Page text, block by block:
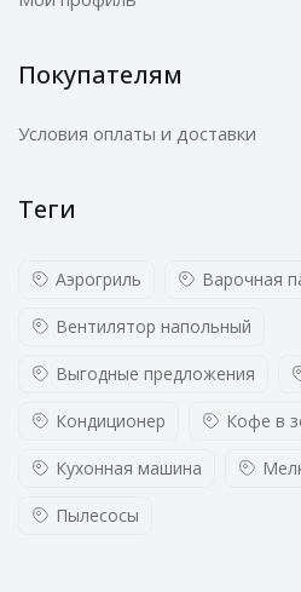
Покупателям
Условия оплаты и доставки
Теги
Аэрогриль Варочная
Вентилятор напольный
Выгодные предложения
Кондиционер Кофе в
Кухонная машина
Пылесосы